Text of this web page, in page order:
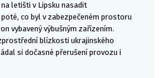
letišti v Lipsku nasadit
co byl v zabezpečeném prostoru
vybavený výbušným zařízením.
blízkosti ukrajinského
si dočasné přerušení provozu i